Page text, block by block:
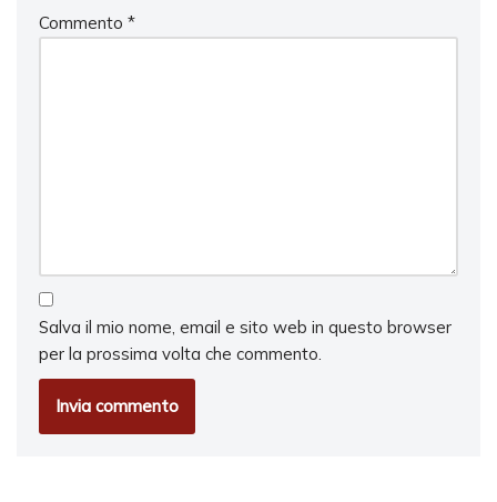
Commento *
Salva il mio nome, email e sito web in questo browser
per la prossima volta che commento.